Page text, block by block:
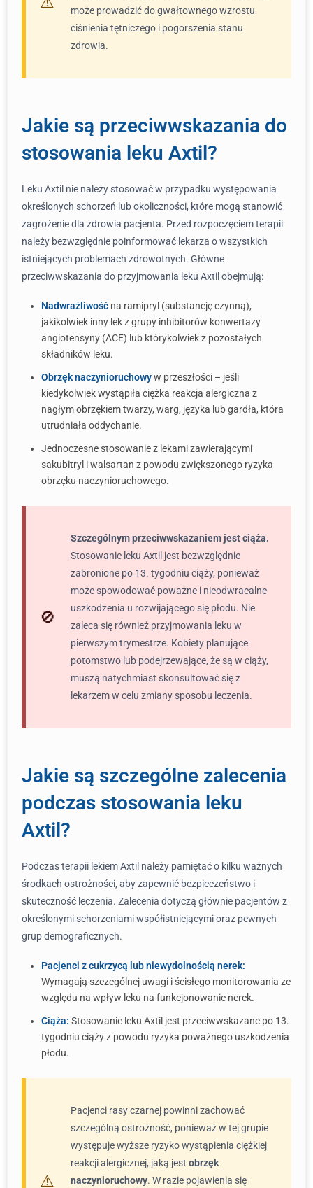
może prowadzić do gwałtownego wzrostu
ciśnienia tętniczego i pogorszenia stanu
zdrowia.
Jakie są przeciwwskazania do
stosowania leku Axtil?
Leku Axtil nie należy stosować w przypadku występowania
określonych schorzeń lub okoliczności, które mogą stanowić
zagrożenie dla zdrowia pacjenta. Przed rozpoczęciem terapii
należy bezwzględnie poinformować lekarza o wszystkich
istniejących problemach zdrowotnych. Główne
przeciwwskazania do przyjmowania leku Axtil obejmują:
Nadwrażliwość na ramipryl (substancję czynną),
jakikolwiek inny lek z grupy inhibitorów konwertazy
angiotensyny (ACE) lub którykolwiek z pozostałych
składników leku.
Obrzęk naczynioruchowyw przeszłości – jeśli
kiedykolwiek wystąpiła ciężka reakcja alergiczna z
nagłym obrzękiem twarzy, warg, języka lub gardła, która
utrudniała oddychanie.
Jednoczesne stosowanie z lekami zawierającymi
sakubitryl i walsartan z powodu zwiększonego ryzyka
obrzęku naczynioruchowego.
Szczególnym przeciwwskazaniem jest ciąża.
Stosowanie leku Axtil jest bezwzględnie
zabronione po 13. tygodniu ciąży, ponieważ
może spowodować poważne i nieodwracalne
uszkodzenia u rozwijającego się płodu. Nie
zaleca się również przyjmowania leku w
pierwszym trymestrze. Kobiety planujące
potomstwo lub podejrzewające, że są w ciąży,
muszą natychmiast skonsultować się z
lekarzem w celu zmiany sposobu leczenia.
Jakie są szczególne zalecenia
podczas stosowania leku
Axtil?
Podczas terapii lekiem Axtil należy pamiętać o kilku ważnych
środkach ostrożności, aby zapewnić bezpieczeństwo i
skuteczność leczenia. Zalecenia dotyczą głównie pacjentów z
określonymi schorzeniami współistniejącymi oraz pewnych
grup demograficznych.
Pacjenci z cukrzycą lub niewydolnością nerek:
Wymagają szczególnej uwagi i ścisłego monitorowania ze
względu na wpływ leku na funkcjonowanie nerek.
Ciąża: Stosowanie leku Axtil jest przeciwwskazane po 13.
tygodniu ciąży z powodu ryzyka poważnego uszkodzenia
płodu.
Pacjenci rasy czarnej powinni zachować
szczególną ostrożność, ponieważ w tej grupie
występuje wyższe ryzyko wystąpienia ciężkiej
reakcji alergicznej, jaką jest obrzęk
naczynioruchowy. W razie pojawienia się